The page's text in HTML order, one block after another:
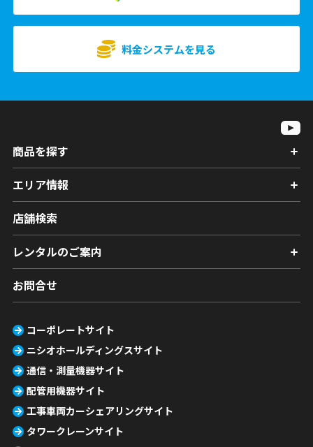
料金システムを見る
商品を探す
エリア情報
店舗検索
レンタルのご案内
お問合せ
コーポレートサイト
ニシオホールディングスサイト
通信・測量機器サイト
配管用機器サイト
工事車両カーシェアリングサイト
タワークレーンサイト